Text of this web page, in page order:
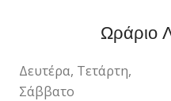
Ωράριο
Δευτέρα, Τετάρτη,
Σάββατο